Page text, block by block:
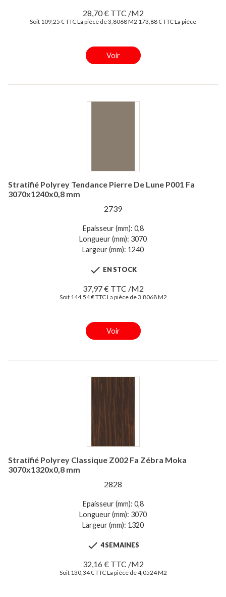
28,70 € TTC /M2
Soit 109,25 € TTC La pièce de 3,8068 M2 173,88 € TTC La pièce
Voir
Stratifié Polyrey Tendance Pierre De Lune P001 Fa
3070x1240x0,8 mm
2739
Epaisseur (mm): 0,8
Longueur (mm): 3070
Largeur (mm): 1240
 EN STOCK
37,97 € TTC /M2
Soit 144,54 € TTC La pièce de 3,8068 M2
Voir
Stratifié Polyrey Classique Z002 Fa Zébra Moka
3070x1320x0,8 mm
2828
Epaisseur (mm): 0,8
Longueur (mm): 3070
Largeur (mm): 1320
 4 SEMAINES
32,16 € TTC /M2
Soit 130,34 € TTC La pièce de 4,0524 M2